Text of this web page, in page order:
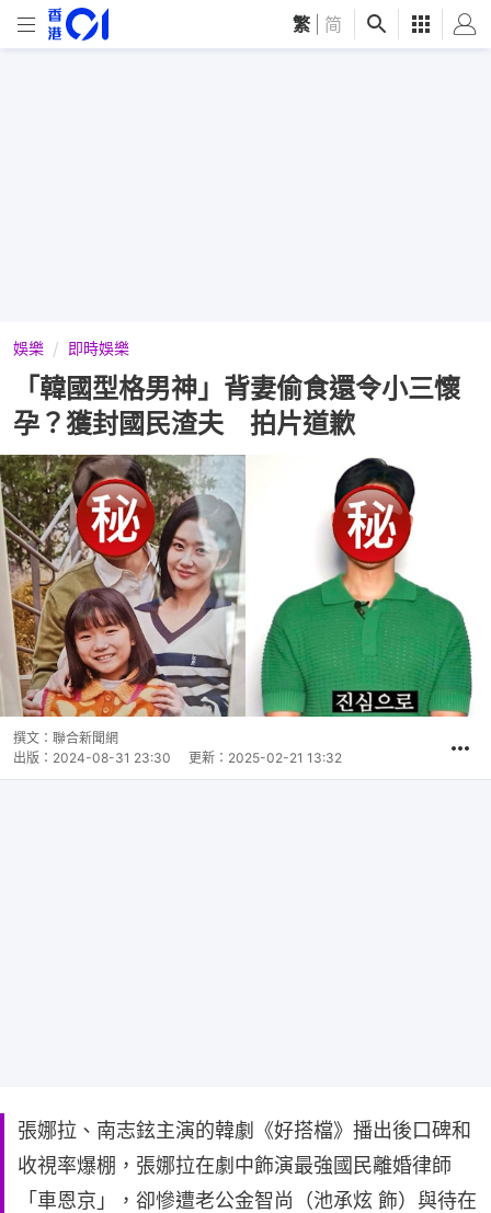
繁 简
娛樂 即時娛樂
「韓國型格男神」背妻偷食還令小三懷
孕？獲封國民渣夫 拍片道歉
撰文： 聯合新聞網
出版： 2024-08-31 23:30 更新： 2025-02-21 13:32
張娜拉、南志鉉主演的韓劇《好搭檔》播出後口碑和
收視率爆棚，張娜拉在劇中飾演最強國民離婚律師
「車恩京」，卻慘遭老公金智尚（池承炫 飾）與待在